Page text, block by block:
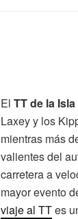
El TT de la
Laxey y los
mientras más
valientes del
carretera a
mayor evento
viaje al TTes